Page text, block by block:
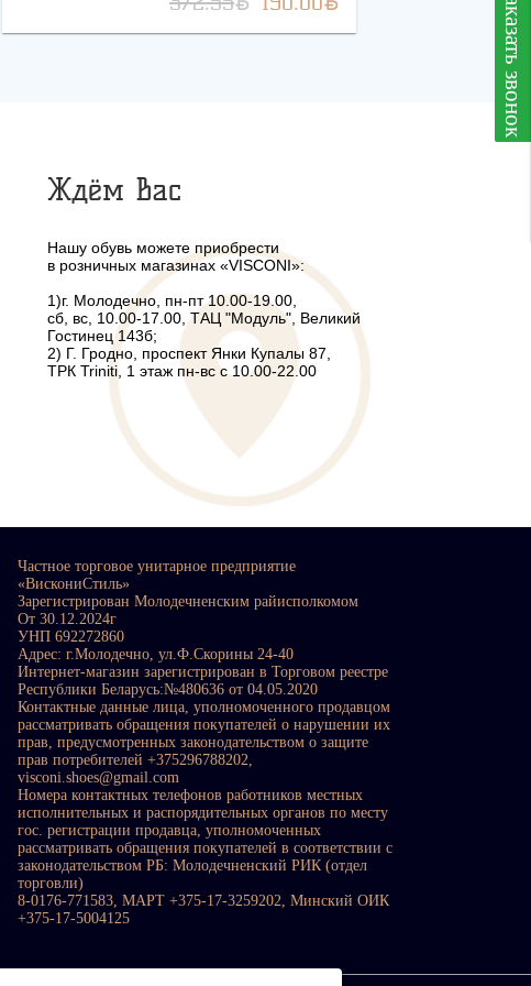
заказать звонок
Ждём Вас
Нашу обувь можете приобрести
в розничных магазинах «VISCONI»:
1)г. Молодечно, пн-пт 10.00-19.00,
сб, вс, 10.00-17.00, ТАЦ "Модуль", Великий
Гостинец 143б;
2) Г. Гродно, проспект Янки Купалы 87,
ТРК Triniti, 1 этаж пн-вс с 10.00-22.00
Частное торговое унитарное предприятие
«ВискониСтиль»
Зарегистрирован Молодечненским райисполкомом
От 30.12.2024г
УНП 692272860
Адрес: г.Молодечно, ул.Ф.Скорины 24-40
Интернет-магазин зарегистрирован в Торговом реестре
Республики Беларусь:№480636 от 04.05.2020
Контактные данные лица, уполномоченного продавцом
рассматривать обращения покупателей о нарушении их
прав, предусмотренных законодательством о защите
прав потребителей +375296788202,
visconi.shoes@gmail.com
Номера контактных телефонов работников местных
исполнительных и распорядительных органов по месту
гос. регистрации продавца, уполномоченных
рассматривать обращения покупателей в соответствии с
законодательством РБ: Молодечненский РИК (отдел
торговли)
8-0176-771583, МАРТ +375-17-3259202, Минский ОИК
+375-17-5004125